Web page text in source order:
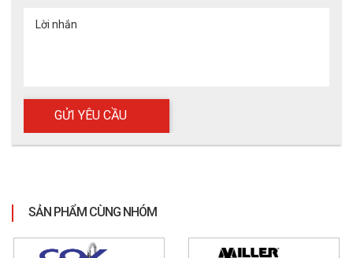
Lời nhắn
SẢN PHẨM CÙNG NHÓM